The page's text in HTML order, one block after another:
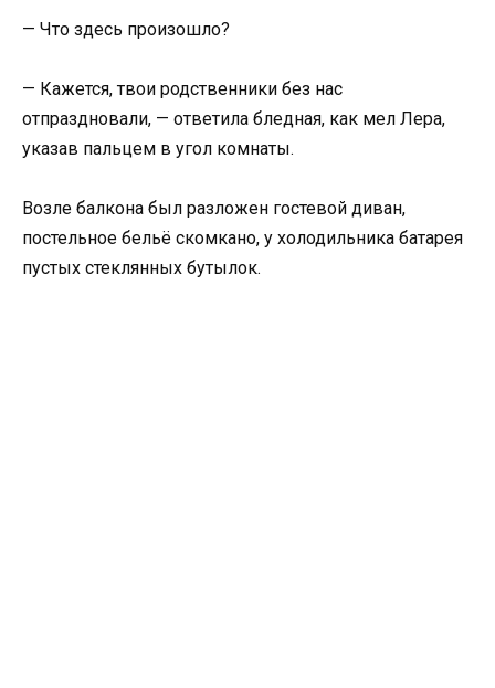
— Что здесь произошло?
— Кажется, твои родственники без нас
отпраздновали, — ответила бледная, как мел Лера,
указав пальцем в угол комнаты.
Возле балкона был разложен гостевой диван,
постельное бельё скомкано, у холодильника батарея
пустых стеклянных бутылок.